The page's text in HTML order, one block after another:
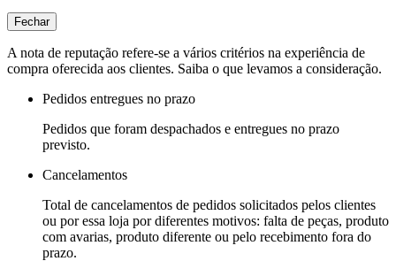
Fechar
A nota de reputação refere-se a vários critérios na experiência de
compra oferecida aos clientes. Saiba o que levamos a consideração.
Pedidos entregues no prazo
Pedidos que foram despachados e entregues no prazo
previsto.
Cancelamentos
Total de cancelamentos de pedidos solicitados pelos clientes
ou por essa loja por diferentes motivos: falta de peças, produto
com avarias, produto diferente ou pelo recebimento fora do
prazo.